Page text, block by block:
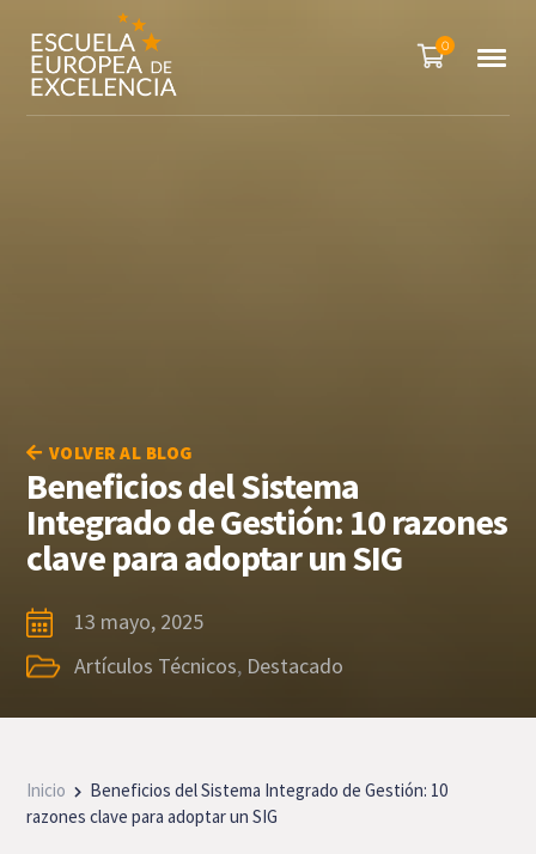
0
VOLVER AL BLOG
Beneficios del Sistema
Integrado de Gestión: 10 razones
clave para adoptar un SIG
13 mayo, 2025
Artículos Técnicos, Destacado
Inicio
Beneficios del Sistema Integrado de Gestión: 10
razones clave para adoptar un SIG